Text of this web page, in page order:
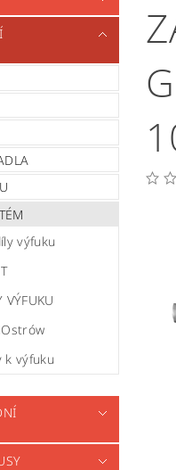
výfuku
VÝFUKU
k výfuku